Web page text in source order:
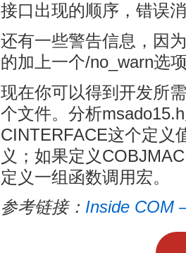
接口出现的顺序，错误
还有一些警告信息，因
的加上一个/no_warn选
现在你可以得到开发所
个文件。分析
CINTERFACE这个定义
义；如果定义
定义一组函数调用宏。
参考链接： Inside COM